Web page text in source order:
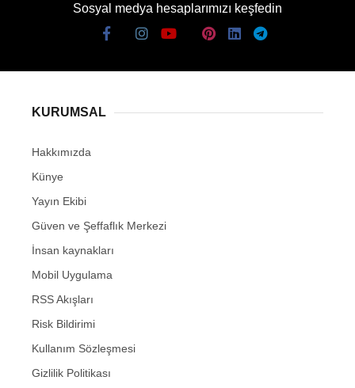
Sosyal medya hesaplarımızı keşfedin
KURUMSAL
Hakkımızda
Künye
Yayın Ekibi
Güven ve Şeffaflık Merkezi
İnsan kaynakları
Mobil Uygulama
RSS Akışları
Risk Bildirimi
Kullanım Sözleşmesi
Gizlilik Politikası